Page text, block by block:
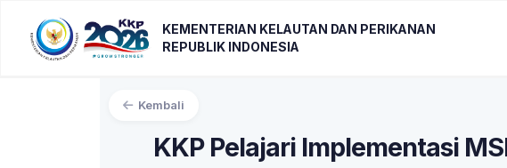
KEMENTERIAN KELAUTAN DAN PERIKANAN
REPUBLIK INDONESIA
Kembali
KKP Pelajari Implementasi